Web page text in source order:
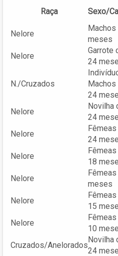
Raça Sexo/
Nelore
Machos
meses
Nelore
Garrote
24
N./Cruzados
24
Nelore
Novilha
24
Nelore
24
Nelore
18
Nelore
meses
Nelore
15
Nelore
10
Cruzados/Anelorados
Novilha
24